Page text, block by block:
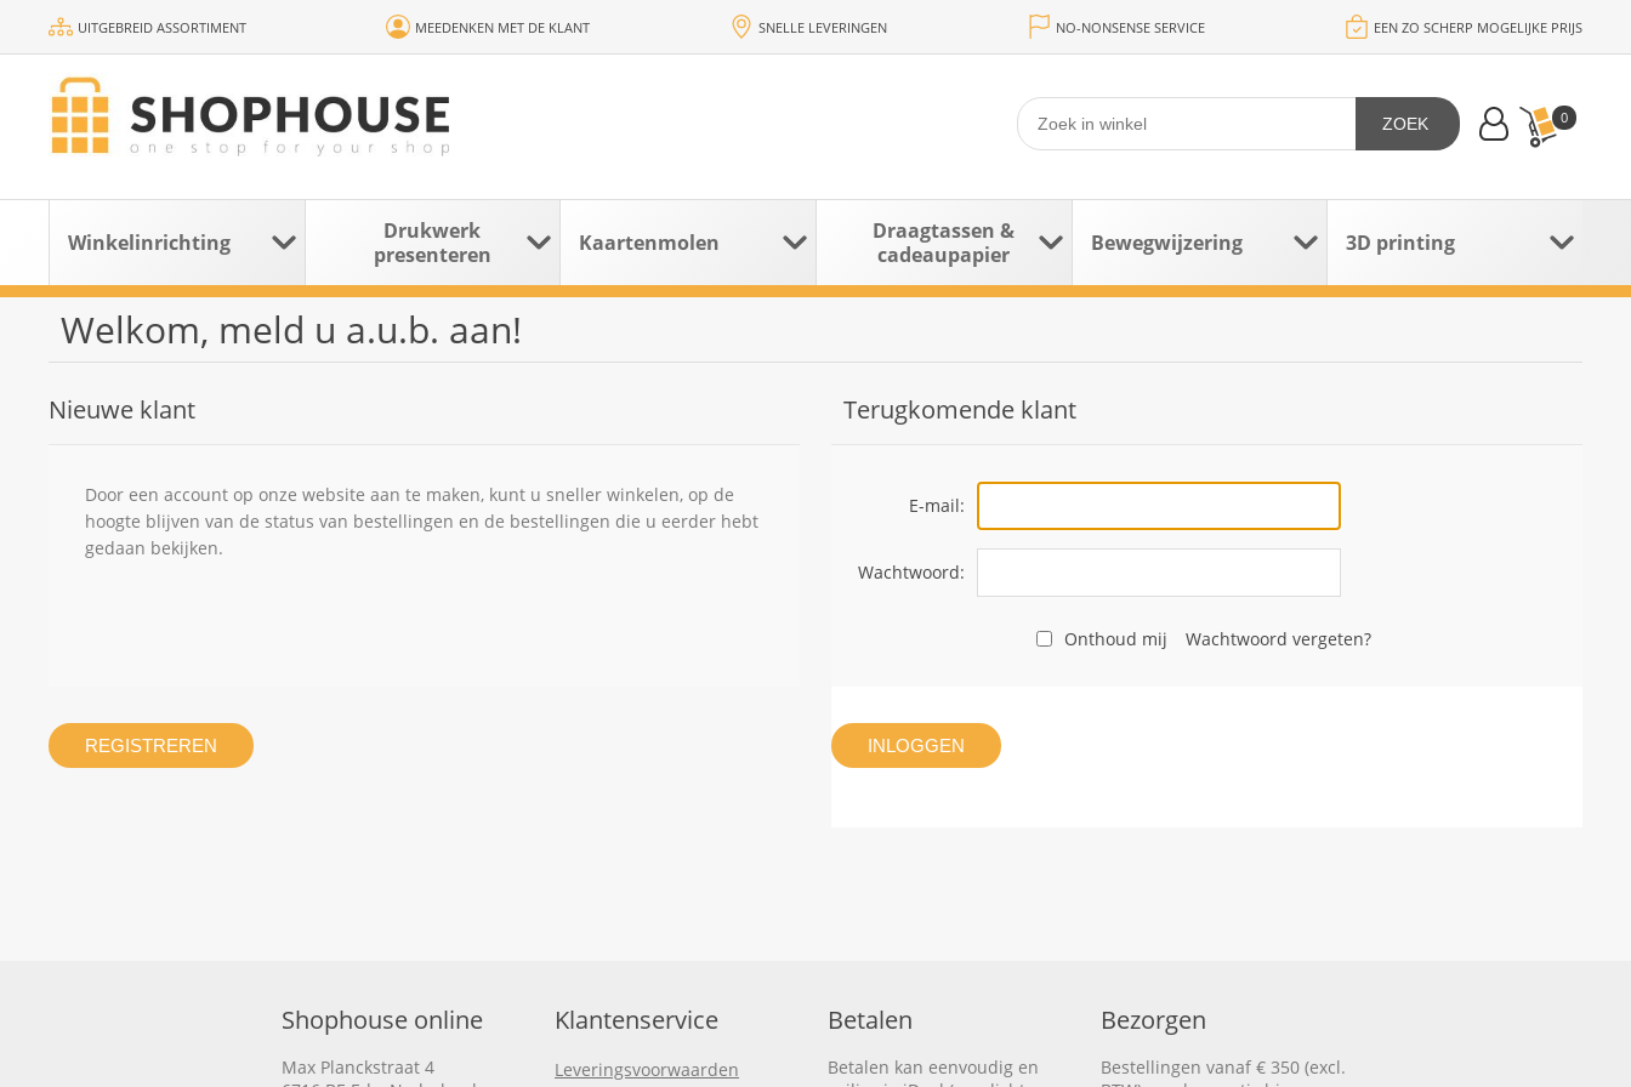
UITGEBREID ASSORTIMENT MEEDENKEN MET DE KLANT SNELLE LEVERINGEN NO-NONSENSE SERVICE EEN ZO SCHERP MOGELIJKE PRIJS
0
ZOEK
Winkelinrichting
Drukwerk
presenteren
Kaartenmolen
Draagtassen &
cadeaupapier
Bewegwijzering 3D printing
Welkom, meld u a.u.b. aan!
Nieuwe klant
Door een account op onze website aan te maken, kunt u sneller winkelen, op de
hoogte blijven van de status van bestellingen en de bestellingen die u eerder hebt
gedaan bekijken.
REGISTREREN
Terugkomende klant
E-mail:
Wachtwoord:
Onthoud mij Wachtwoord vergeten?
INLOGGEN
Shophouse online
Max Planckstraat 4
Klantenservice
Leveringsvoorwaarden
Betalen
Betalen kan eenvoudig en
Bezorgen
Bestellingen vanaf € 350 (excl.